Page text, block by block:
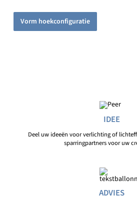
Vorm hoekconfiguratie
IDEE
Deel uw ideeën voor verlichting of
sparringpartners voor uw
ADVIES